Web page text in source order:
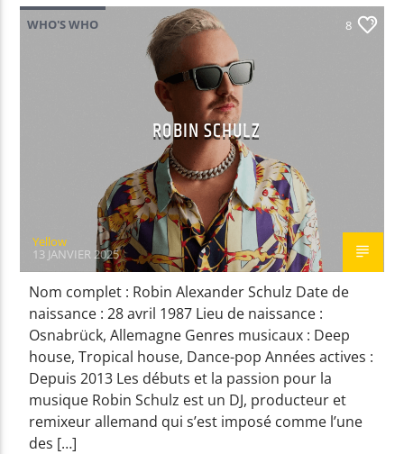
RALPHIE DEE'S DECADES
EMISSION EN COURS
RALPHIE DEE’S DECADES
19:00 19:59
UPCOMING SHOW
CARPE DIEMS
20:00 20:59
WHO'S WHO 8
ROBIN SCHULZ
Yellow
13 JANVIER 2025
Nom complet : Robin Alexander Schulz Date de
naissance : 28 avril 1987 Lieu de naissance :
Osnabrück, Allemagne Genres musicaux : Deep
house, Tropical house, Dance-pop Années actives :
Depuis 2013 Les débuts et la passion pour la
musique Robin Schulz est un DJ, producteur et
remixeur allemand qui s’est imposé comme l’une
des […]